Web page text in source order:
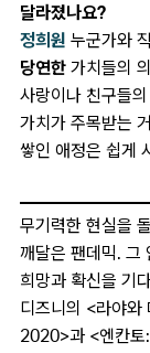
달라졌나요?
정희원 누군가와
당연한 가치들의
사랑이나 친구들
가치가 주목받는
쌓인 애정은 쉽게
무기력한 현실을
깨달은 팬데믹. 그
희망과 확신을 기
디즈니의 <라야
2020>과 <엔칸